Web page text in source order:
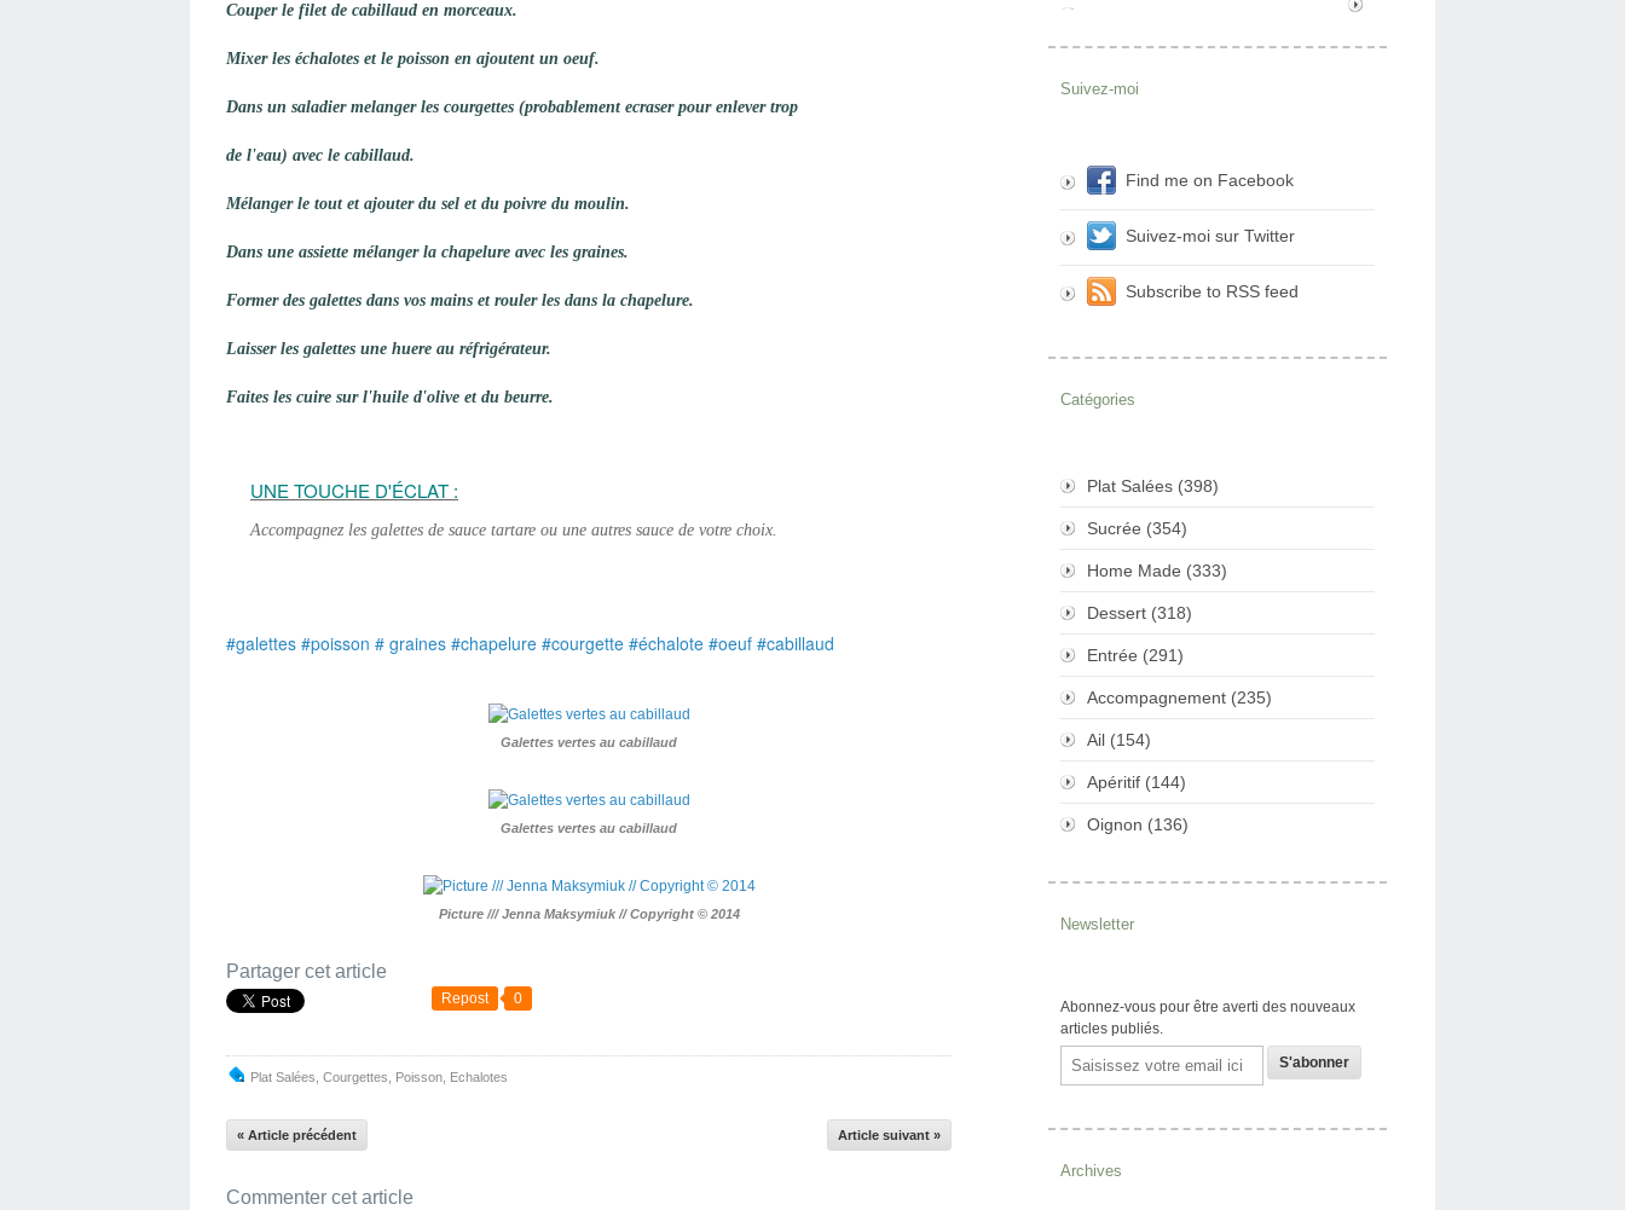
Couper le filet de cabillaud en morceaux.
Mixer les échalotes et le poisson en ajoutent un oeuf.
Dans un saladier melanger les courgettes (probablement ecraser pour enlever trop
de l'eau) avec le cabillaud.
Mélanger le tout et ajouter du sel et du poivre du moulin.
Dans une assiette mélanger la chapelure avec les graines.
Former des galettes dans vos mains et rouler les dans la chapelure.
Laisser les galettes une huere au réfrigérateur.
Faites les cuire sur l'huile d'olive et du beurre.
UNE TOUCHE D'ÉCLAT :
Accompagnez les galettes de sauce tartare ou une autres sauce de votre choix.
#galettes #poisson # graines #chapelure #courgette #échalote #oeuf #cabillaud
Galettes vertes au cabillaud
Galettes vertes au cabillaud
Picture /// Jenna Maksymiuk // Copyright © 2014
Partager cet article
Repost 0
Plat Salées Courgettes Poisson Echalotes
« Article précédent Article suivant »
Commenter cet article
Suivez-moi
Find me on Facebook
Suivez-moi sur Twitter
Subscribe to RSS feed
Catégories
Plat Salées (398)
Sucrée (354)
Home Made (333)
Dessert (318)
Entrée (291)
Accompagnement (235)
Ail (154)
Apéritif (144)
Oignon (136)
Newsletter
Abonnez-vous pour être averti des nouveaux
articles publiés.
Email
Archives